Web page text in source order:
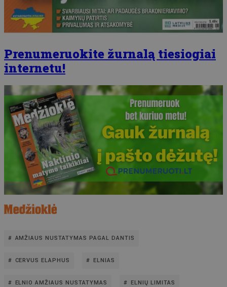
Prenumeruokite žurnalą tiesiogiai
internetu!
AMŽIAUS NUSTATYMAS PAGAL DANTIS
CERVUS ELAPHUS ELNIAS
ELNIO AMŽIAUS NUSTATYMAS ELNIŲ LIMITAS